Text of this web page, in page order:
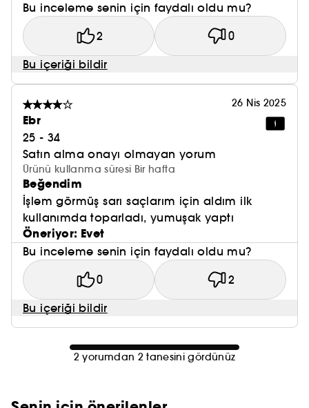
Bu inceleme senin için faydalı oldu mu?
2 0
Bu içeriği bildir
26 Nis 2025
Ebr
25 - 34
Satın alma onayı olmayan yorum
Ürünü kullanma süresi Bir hafta
Beğendim
İşlem görmüş sarı saçlarım için aldım ilk
kullanımda toparladı, yumuşak yaptı
Öneriyor: Evet
Bu inceleme senin için faydalı oldu mu?
0 2
Bu içeriği bildir
2 yorumdan 2 tanesini gördünüz